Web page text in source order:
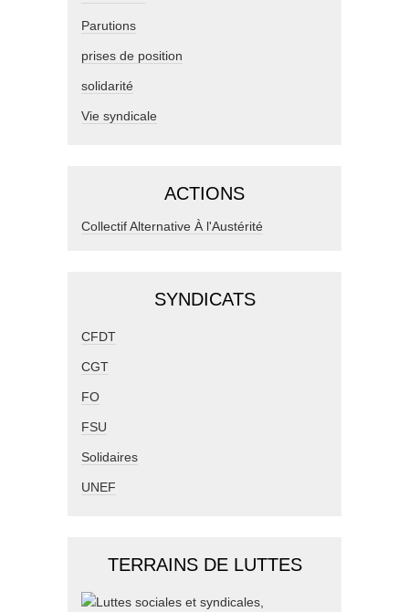
Parutions
prises de position
solidarité
Vie syndicale
ACTIONS
Collectif Alternative À l'Austérité
SYNDICATS
CFDT
CGT
FO
FSU
Solidaires
UNEF
TERRAINS DE LUTTES